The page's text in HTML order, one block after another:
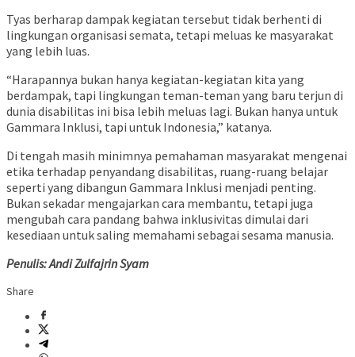
Tyas berharap dampak kegiatan tersebut tidak berhenti di
lingkungan organisasi semata, tetapi meluas ke masyarakat
yang lebih luas.
“Harapannya bukan hanya kegiatan-kegiatan kita yang
berdampak, tapi lingkungan teman-teman yang baru terjun di
dunia disabilitas ini bisa lebih meluas lagi. Bukan hanya untuk
Gammara Inklusi, tapi untuk Indonesia,” katanya.
Di tengah masih minimnya pemahaman masyarakat mengenai
etika terhadap penyandang disabilitas, ruang-ruang belajar
seperti yang dibangun Gammara Inklusi menjadi penting.
Bukan sekadar mengajarkan cara membantu, tetapi juga
mengubah cara pandang bahwa inklusivitas dimulai dari
kesediaan untuk saling memahami sebagai sesama manusia.
Penulis: Andi Zulfajrin Syam
Share